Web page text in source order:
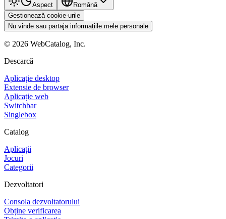
Aspect
Română
Gestionează cookie-urile
Nu vinde sau partaja informațiile mele personale
© 2026 WebCatalog, Inc.
Descarcă
Aplicație desktop
Extensie de browser
Aplicație web
Switchbar
Singlebox
Catalog
Aplicații
Jocuri
Categorii
Dezvoltatori
Consola dezvoltatorului
Obține verificarea